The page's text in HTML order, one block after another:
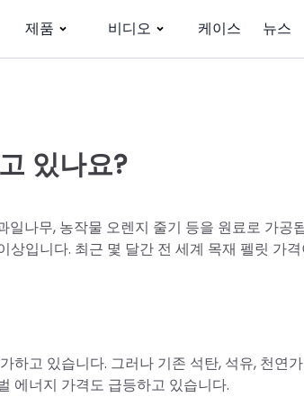
제품 비디오 케이스 뉴스
있나요?
일나무, 농작물 오렌지 줄기 등을 원료로 가공
상입니다. 최근 몇 달간 전 세계 목재 펠릿 가격
하고 있습니다. 그러나 기존 석탄, 석유, 천연가
에너지 가격도 급등하고 있습니다.